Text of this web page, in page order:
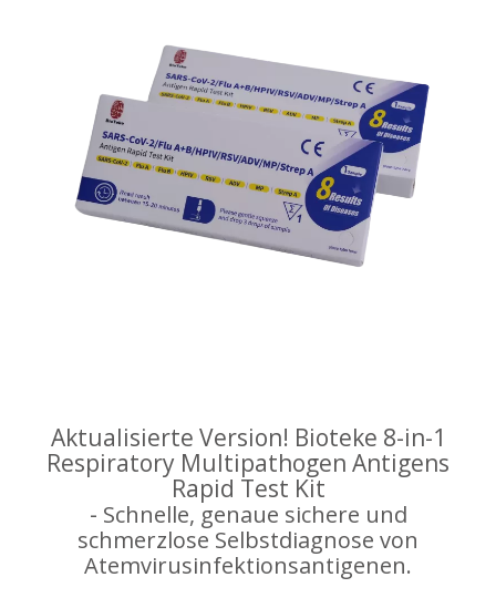
Aktualisierte Version! Bioteke 8-in-1
Respiratory Multipathogen Antigens
Rapid Test Kit
- Schnelle, genaue sichere und
schmerzlose Selbstdiagnose von
Atemvirusinfektionsantigenen.